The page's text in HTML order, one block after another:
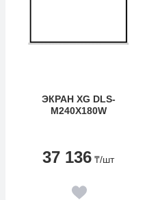
ЭКРАН XG DLS-
M240Х180W
37 136 ₸/шт